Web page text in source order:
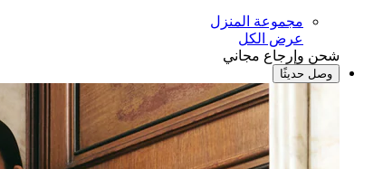
مجموعة المنزل
عرض الكل
شحن وإرجاع مجاني
وصل حديثًا